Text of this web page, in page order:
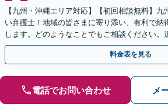
【九州・沖縄エリア対応】【初回相談無料】九
い弁護士！地域の皆さまに寄り添い、有利で納
します。どのようなことでもご相談ください。
言書／使い込み／寄与分／遺留分／相続放棄【
料金表を見る
電話でお問い合わせ メ